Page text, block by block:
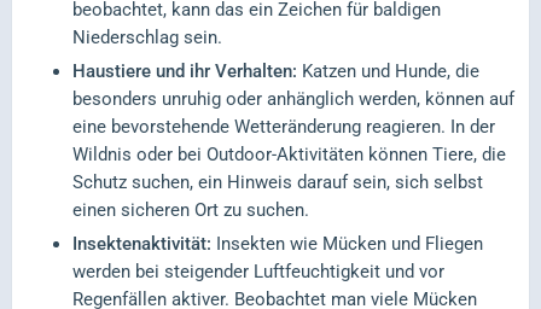
beobachtet, kann das ein Zeichen für baldigen
Niederschlag sein.
Haustiere und ihr Verhalten: Katzen und Hunde, die
besonders unruhig oder anhänglich werden, können auf
eine bevorstehende Wetteränderung reagieren. In der
Wildnis oder bei Outdoor-Aktivitäten können Tiere, die
Schutz suchen, ein Hinweis darauf sein, sich selbst
einen sicheren Ort zu suchen.
Insektenaktivität: Insekten wie Mücken und Fliegen
werden bei steigender Luftfeuchtigkeit und vor
Regenfällen aktiver. Beobachtet man viele Mücken